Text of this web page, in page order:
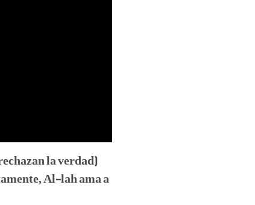
la verdad)
Al-lah ama a